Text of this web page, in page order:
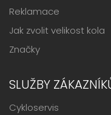
Reklamace
Jak zvolit velikost kola
Značky
SLUŽBY
Cykloservis